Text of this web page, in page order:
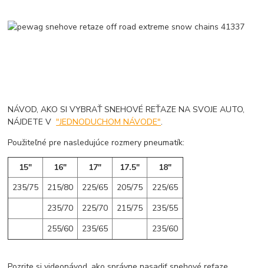
NÁVOD, AKO SI VYBRAŤ SNEHOVÉ REŤAZE NA SVOJE AUTO,
NÁJDETE V"JEDNODUCHOM NÁVODE".
Použiteľné pre nasledujúce rozmery pneumatík:
15" 16" 17" 17.5"
18"
235/75
215/80 225/65 205/75
225/65
235/70
225/70 215/75
235/55
255/60
235/65 235/60